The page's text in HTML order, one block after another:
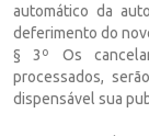
automático da
deferimento do
§ 3º Os
processados,
dispensável sua